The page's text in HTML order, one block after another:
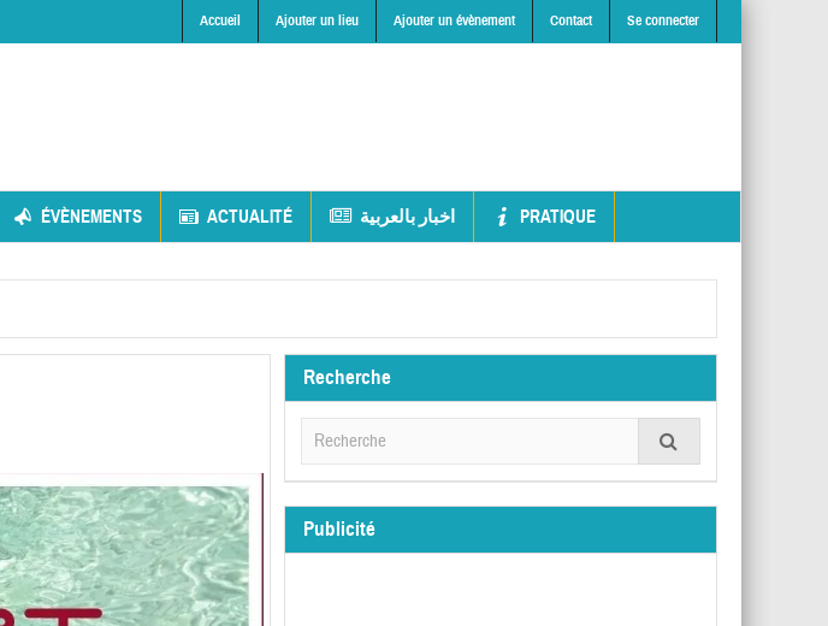
Accueil Ajouter un lieu Ajouter un évènement Contact Se connecter
ÉVÈNEMENTS ACTUALITÉ اخبار بالعربية PRATIQUE
Recherche
Publicité